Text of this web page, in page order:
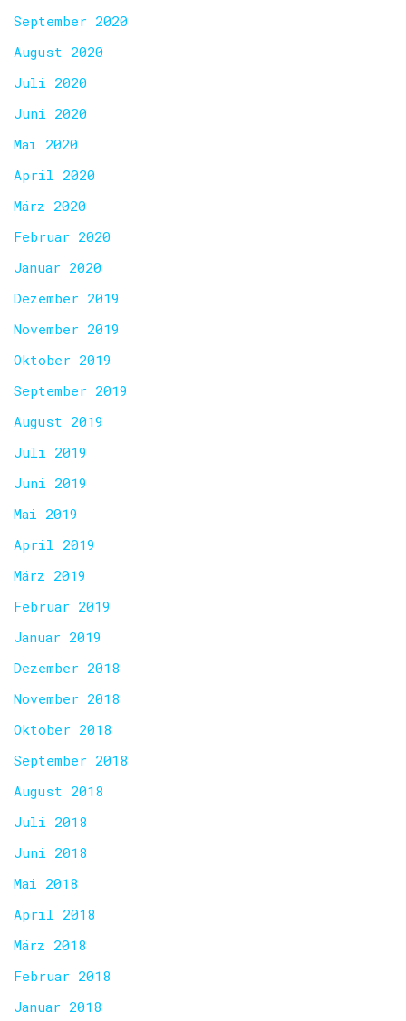
September 2020
August 2020
Juli 2020
Juni 2020
Mai 2020
April 2020
März 2020
Februar 2020
Januar 2020
Dezember 2019
November 2019
Oktober 2019
September 2019
August 2019
Juli 2019
Juni 2019
Mai 2019
April 2019
März 2019
Februar 2019
Januar 2019
Dezember 2018
November 2018
Oktober 2018
September 2018
August 2018
Juli 2018
Juni 2018
Mai 2018
April 2018
März 2018
Februar 2018
Januar 2018